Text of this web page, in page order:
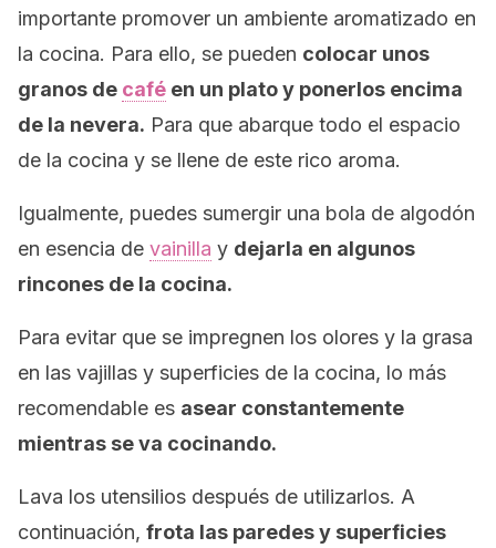
importante promover un ambiente aromatizado en
la cocina. Para ello, se pueden colocar unos
granos de café en un plato y ponerlos encima
de la nevera. Para que abarque todo el espacio
de la cocina y se llene de este rico aroma.
Igualmente, puedes sumergir una bola de algodón
en esencia de vainilla y dejarla en algunos
rincones de la cocina.
Para evitar que se impregnen los olores y la grasa
en las vajillas y superficies de la cocina, lo más
recomendable es asear constantemente
mientras se va cocinando.
Lava los utensilios después de utilizarlos. A
continuación, frota las paredes y superficies